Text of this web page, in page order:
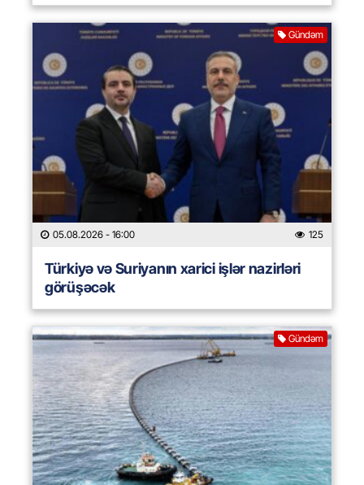
Gündəm
05.08.2026 - 16:00 125
Türkiyə və Suriyanın xarici işlər nazirləri
görüşəcək
Gündəm